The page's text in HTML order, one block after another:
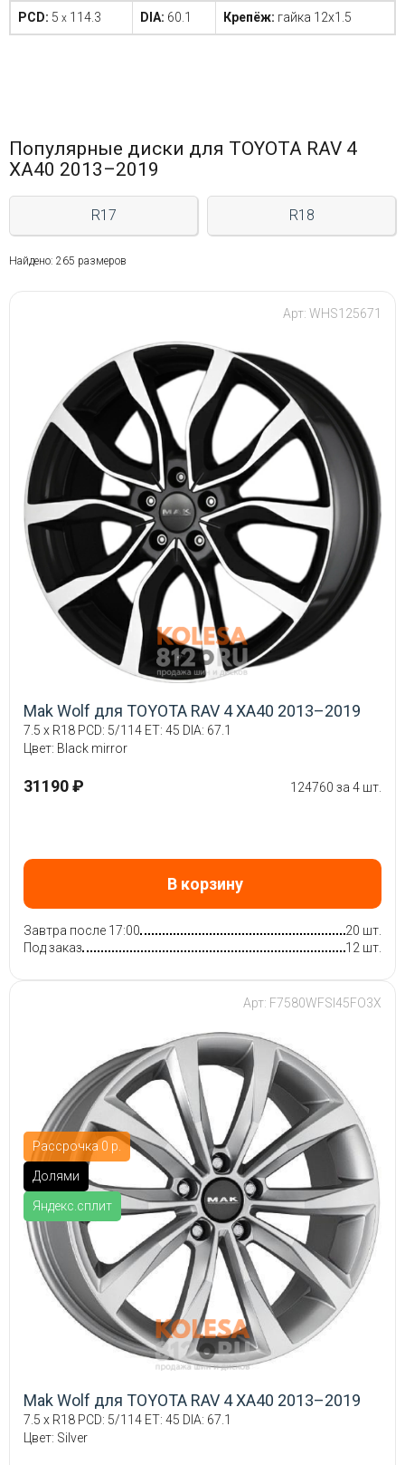
PCD: 5 x 114.3 DIA: 60.1 Крепёж: гайка 12x1.5
Популярные диски для TOYOTA RAV 4
XA40 2013–2019
R17 R18
Найдено: 265 размеров
Арт: WHS125671
Mak Wolf для TOYOTA RAV 4 XA40 2013–2019
7.5 x R18 PCD: 5/114 ET: 45 DIA: 67.1
Цвет: Black mirror
31190 ₽ 124760 за 4 шт.
В корзину
Завтра после 17:00
20 шт.
Под заказ
12 шт.
Рассрочка 0 р.
Долями
Яндекс.сплит
Арт: F7580WFSI45FO3X
Mak Wolf для TOYOTA RAV 4 XA40 2013–2019
7.5 x R18 PCD: 5/114 ET: 45 DIA: 67.1
Цвет: Silver